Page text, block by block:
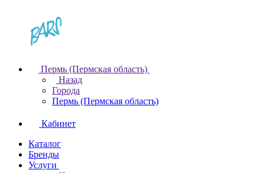
Пермь (Пермская область)
Назад
Города
Пермь (Пермская область)
Кабинет
Каталог
Бренды
Услуги